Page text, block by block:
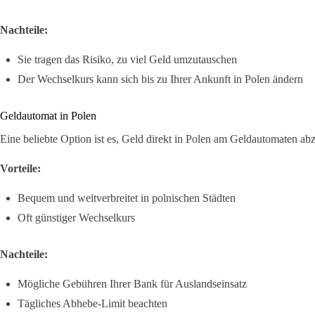
Nachteile:
Sie tragen das Risiko, zu viel Geld umzutauschen
Der Wechselkurs kann sich bis zu Ihrer Ankunft in Polen ändern
Geldautomat in Polen
Eine beliebte Option ist es, Geld direkt in Polen am Geldautomaten
Vorteile:
Bequem und weitverbreitet in polnischen Städten
Oft günstiger Wechselkurs
Nachteile:
Mögliche Gebühren Ihrer Bank für Auslandseinsatz
Tägliches Abhebe-Limit beachten